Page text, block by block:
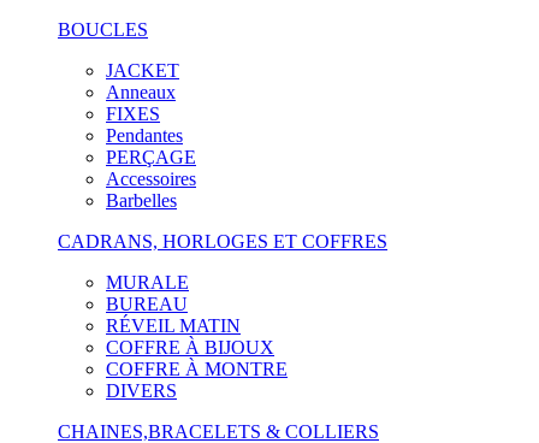
BOUCLES
JACKET
Anneaux
FIXES
Pendantes
PERÇAGE
Accessoires
Barbelles
CADRANS, HORLOGES ET COFFRES
MURALE
BUREAU
RÉVEIL MATIN
COFFRE À BIJOUX
COFFRE À MONTRE
DIVERS
CHAINES,BRACELETS & COLLIERS